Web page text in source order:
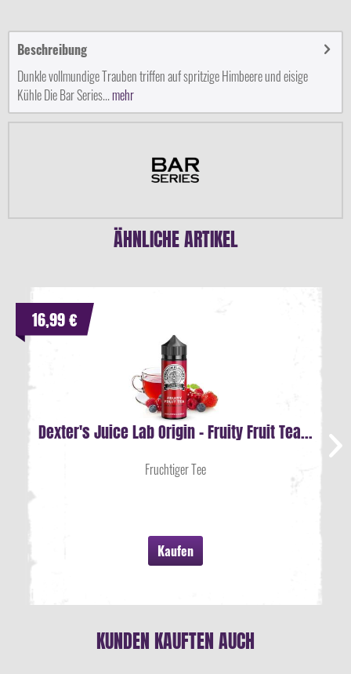
Beschreibung
Dunkle vollmundige Trauben triffen auf spritzige Himbeere und eisige
Kühle Die Bar Series...mehr
ÄHNLICHE ARTIKEL
Dexter's Juice Lab Origin - Fruity Fruit Tea...
Fruchtiger Tee
Kaufen
16,99 €
KUNDEN KAUFTEN AUCH